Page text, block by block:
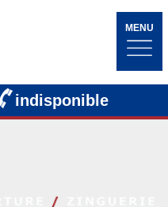
MENU
indisponible